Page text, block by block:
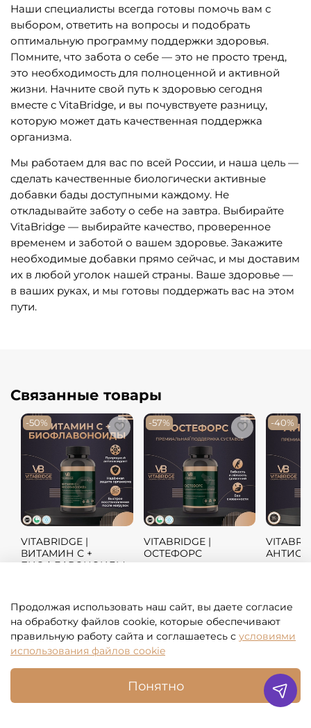
Наши специалисты всегда готовы помочь вам с
выбором, ответить на вопросы и подобрать
оптимальную программу поддержки здоровья.
Помните, что забота о себе — это не просто тренд,
это необходимость для полноценной и активной
жизни. Начните свой путь к здоровью сегодня
вместе с VitaBridge, и вы почувствуете разницу,
которую может дать качественная поддержка
организма.
Мы работаем для вас по всей России, и наша цель —
сделать качественные биологически активные
добавки бады доступными каждому. Не
откладывайте заботу о себе на завтра. Выбирайте
VitaBridge — выбирайте качество, проверенное
временем и заботой о вашем здоровье. Закажите
необходимые добавки прямо сейчас, и мы доставим
их в любой уголок нашей страны. Ваше здоровье —
в ваших руках, и мы готовы поддержать вас на этом
пути.
Связанные товары
-50%
VITABRIDGE |
ВИТАМИН С +
БИОФЛАВОНОИДЫ
В корзину
-57%
VITABRIDGE |
ОСТЕФОРС
В корзину
-40%
Продолжая использовать наш сайт, вы даете согласие
на обработку файлов cookie, которые обеспечивают
правильную работу сайта и соглашаетесь с условиями
использования файлов cookie
Понятно